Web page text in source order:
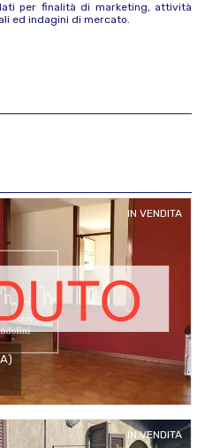
per finalità di marketing, attività
ed indagini di mercato.
IN VENDITA
IN VENDITA